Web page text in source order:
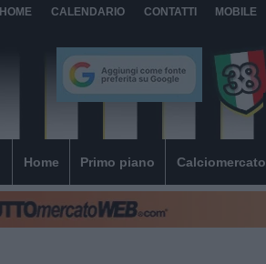
HOME CALENDARIO CONTATTI MOBILE
Home Primo piano Calciomercato